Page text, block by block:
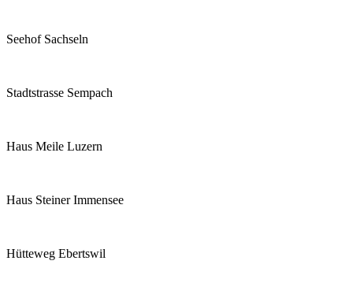
Seehof Sachseln
Stadtstrasse Sempach
Haus Meile Luzern
Haus Steiner Immensee
Hütteweg Ebertswil